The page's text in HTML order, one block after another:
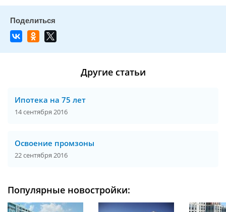
Другие статьи
Ипотека на 75 лет
14 сентября 2016
Освоение промзоны
22 сентября 2016
Популярные новостройки: